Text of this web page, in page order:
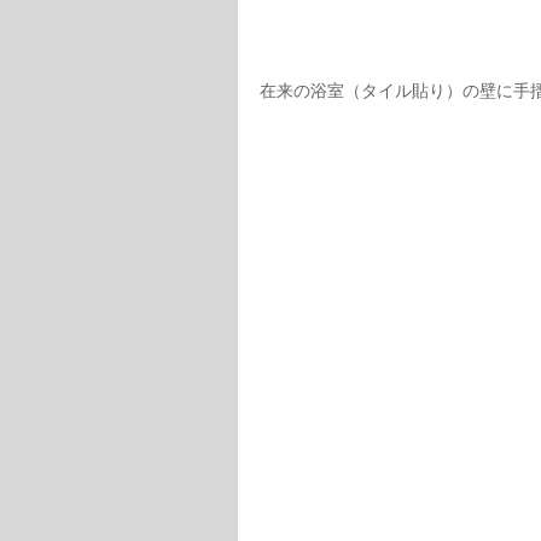
在来の浴室（タイル貼り）の壁に手